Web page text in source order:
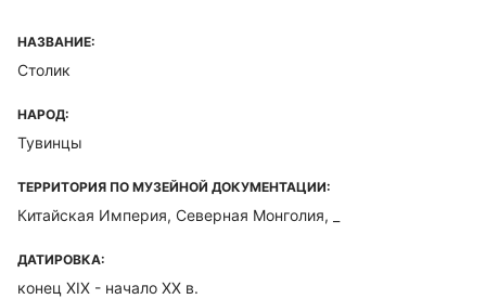
НАЗВАНИЕ:
Столик
НАРОД:
Тувинцы
ТЕРРИТОРИЯ ПО МУЗЕЙНОЙ ДОКУМЕНТАЦИИ:
Китайская Империя, Северная Монголия, _
ДАТИРОВКА:
конец XIX - начало ХХ в.